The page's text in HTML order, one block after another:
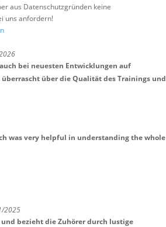
aus Datenschutzgründen keine
uns anfordern!
bei neuesten Entwicklungen auf
über die Qualität des Trainings und
was very helpful in understanding the whole
2025
bezieht die Zuhörer durch lustige